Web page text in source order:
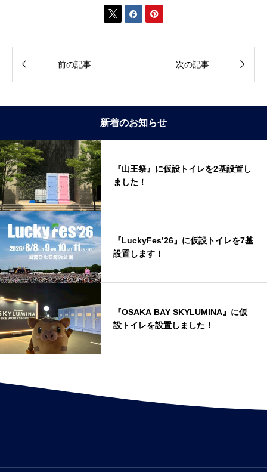
  
 前の記事 次の記事 
新着のお知らせ
『山王祭』に仮設トイレを2基設置し
ました！
『LuckyFes’26』に仮設トイレを7基
設置します！
『OSAKA BAY SKYLUMINA』に仮
設トイレを設置しました！